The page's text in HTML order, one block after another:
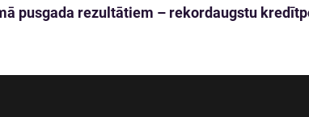
pusgada rezultātiem – rekordaugstu